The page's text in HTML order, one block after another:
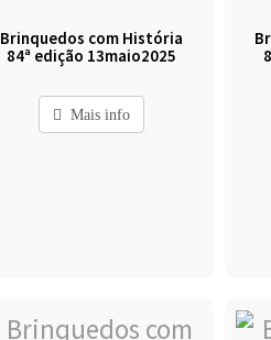
Brinquedos com História
84ª edição 13maio2025
Mais info